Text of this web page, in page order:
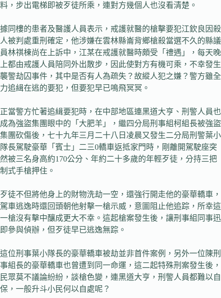
料，步出電梯即被歹徒所乘，連對方幾個人也沒看清楚。
據同樓的患者及醫護人員表示，戒護就醫的槍擊要犯江欽良因殺
人被判處重刑確定，他涉嫌在雲林縣崙背鄉槍殺當選不久的縣議
員林祺棟尚在上訴中，江某在戒護就醫時頗受「禮遇」，每天晚
上都由戒護人員陪同外出散步，因此使對方有機可乘，不幸發生
襲警劫囚事件，其中是否有人為疏失？故縱人犯之嫌？警方雖全
力追緝在逃的要犯，但要犯早已鳴飛冥冥。
正當警方忙著追緝要犯時，在中部地區連黑道大亨、刑警人員也
成為強盜集團眼中的「大肥羊」，繼四分局刑事組柯組長被強盜
集團砍傷後，七十九年三月二十八日凌晨又發生二分局刑警葉小
隊長駕駛豪華「賓士」二三0轎車返抵家門時，剛離開駕駛座突
然被三名身高約170公分、年約二十多歲的年輕歹徒，分持三把
制式手槍押住。
歹徒不但將他身上的財物洗劫一空，還強行開走他的豪華轎車，
駕車逃逸時還回頭朝他射擊一槍示威，意圖阻止他追踪，所幸這
一槍沒有擊中釀成更大不幸。這起槍案發生後，讓刑事組同事迅
即參與偵辦，但歹徒早已逃逸無踪。
這位刑事葉小隊長的豪華轎車被劫並非首件案例，另外一位陳刑
事組長的豪華轎車也曾遭到同一命運，這二起特殊刑案發生後，
民眾莫不議論紛紛，談槍色變，連黑道大亨，刑警人員都難以自
保，一般升斗小民何以自處呢？